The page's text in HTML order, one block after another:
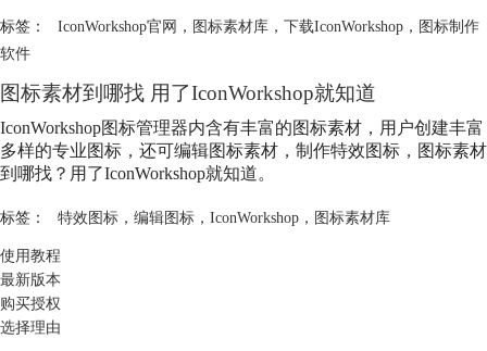
标签： IconWorkshop官网 ， 图标素材库， 下载IconWorkshop， 图标制作
软件
图标素材到哪找 用了IconWorkshop就知道
IconWorkshop图标管理器内含有丰富的图标素材，用户创建丰富
多样的专业图标，还可编辑图标素材，制作特效图标，图标素材
到哪找？用了IconWorkshop就知道。
标签： 特效图标， 编辑图标， IconWorkshop， 图标素材库
使用教程
最新版本
购买授权
选择理由